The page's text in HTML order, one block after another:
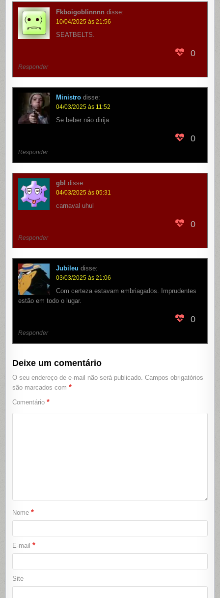
Fkboigoblinnnn disse:
10/04/2025 às 21:56
SEATBELTS.
0
Responder
Ministro disse:
04/03/2025 às 11:52
Se beber não dirija
0
Responder
gbl disse:
04/03/2025 às 05:31
carnaval uhul
0
Responder
Jubileu disse:
03/03/2025 às 21:06
Com certeza estavam embriagados. Imprudentes
estão em todo o lugar.
0
Responder
Deixe um comentário
O seu endereço de e-mail não será publicado. Campos obrigatórios
são marcados com*
Comentário*
Nome*
E-mail*
Site